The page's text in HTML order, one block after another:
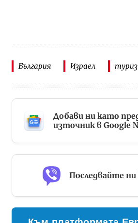
България Израел
Добави ни като
източник в Google
Последвайте ни